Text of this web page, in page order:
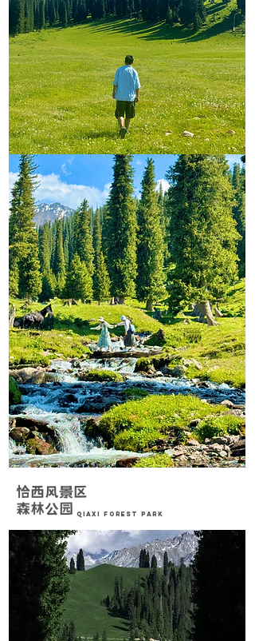
恰西风景区
森林公园 Qiaxi Forest Park